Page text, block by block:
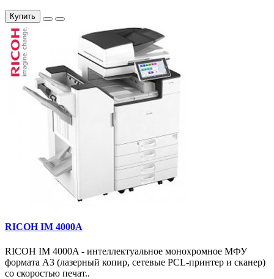
Купить
RICOH IM 4000A
RICOH IM 4000A - интеллектуальное монохромное МФУ
формата А3 (лазерный копир, сетевые PCL-принтер и сканер)
со скоростью печат..